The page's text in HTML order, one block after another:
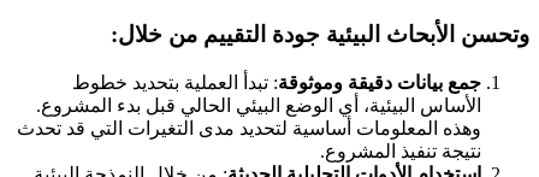
وتحسن الأبحاث البيئية جودة التقييم من خلال:
جمع بيانات دقيقة وموثوقة: تبدأ العملية بتحديد خطوط
الأساس البيئية، أي الوضع البيئي الحالي قبل بدء المشروع.
وهذه المعلومات أساسية لتحديد مدى التغيرات التي قد تحدث
نتيجة تنفيذ المشروع.